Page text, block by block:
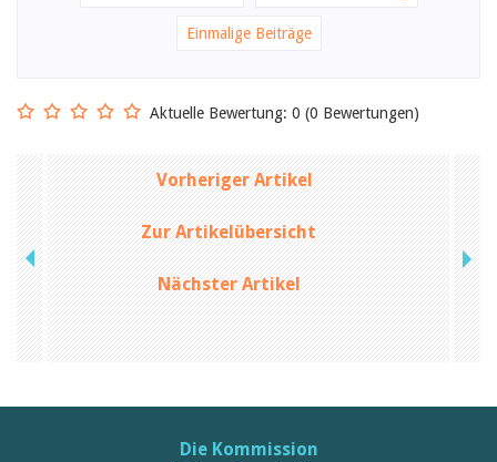
Einmalige Beiträge
Aktuelle Bewertung: 0 (0 Bewertungen)
Vorheriger Artikel
Zur Artikelübersicht
Nächster Artikel
Die Kommission